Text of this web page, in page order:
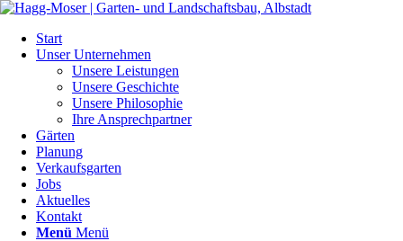
Start
Unser Unternehmen
Unsere Leistungen
Unsere Geschichte
Unsere Philosophie
Ihre Ansprechpartner
Gärten
Planung
Verkaufsgarten
Jobs
Aktuelles
Kontakt
Menü Menü